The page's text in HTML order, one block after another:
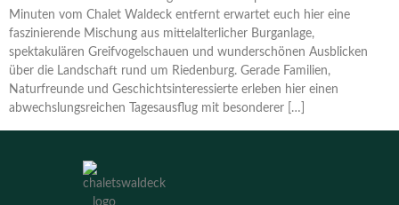
Minuten vom Chalet Waldeck entfernt erwartet euch hier eine
faszinierende Mischung aus mittelalterlicher Burganlage,
spektakulären Greifvogelschauen und wunderschönen Ausblicken
über die Landschaft rund um Riedenburg. Gerade Familien,
Naturfreunde und Geschichtsinteressierte erleben hier einen
abwechslungsreichen Tagesausflug mit besonderer […]